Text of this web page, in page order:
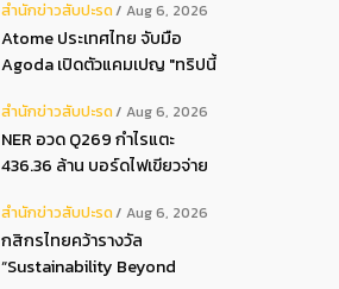
สํานักข่าวสับปะรด Aug 6, 2026
Atome ประเทศไทย จับมือ
Agoda เปิดตัวแคมเปญ "ทริปนี้
โรงแรมหรู พร้อมผ่อน 0 ได้ 3
งวด**
สํานักข่าวสับปะรด Aug 6, 2026
NER อวด Q269 กำไรแตะ
436.36 ล้าน บอร์ดไฟเขียวจ่าย
อัตรา 0.05 บ.หุ้น
สํานักข่าวสับปะรด Aug 6, 2026
กสิกรไทยคว้ารางวัล
“Sustainability Beyond